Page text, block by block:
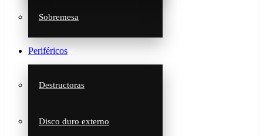
Sobremesa
Periféricos
Destructoras
Disco duro externo